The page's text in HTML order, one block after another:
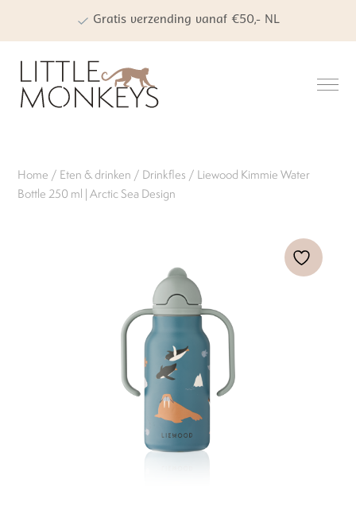
Gratis verzending vanaf €50,- NL
Kwaliteit | Veiligheid | Duurzaamheid
Home / Eten & drinken / Drinkfles / Liewood Kimmie Water
Bottle 250 ml | Arctic Sea Design